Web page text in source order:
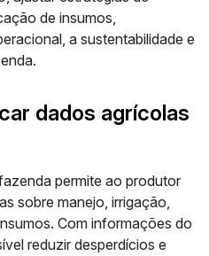
de insumos,
a sustentabilidade e
dados agrícolas
permite ao produtor
sobre manejo, irrigação,
Com informações do
reduzir desperdícios e